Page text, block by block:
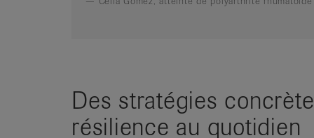
Des stratégies
résilience au quotidien